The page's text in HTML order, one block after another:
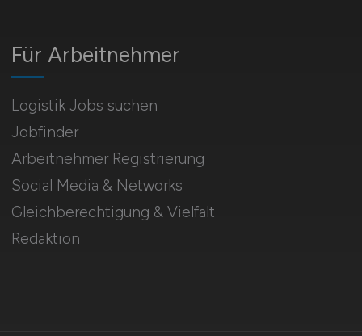
Für Arbeitnehmer
Logistik Jobs suchen
Jobfinder
Arbeitnehmer Registrierung
Social Media & Networks
Gleichberechtigung & Vielfalt
Redaktion